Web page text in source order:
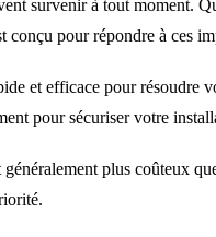
survenir à tout moment.
conçu pour répondre à ces
et efficace pour
pour sécuriser votre
plus coûteux